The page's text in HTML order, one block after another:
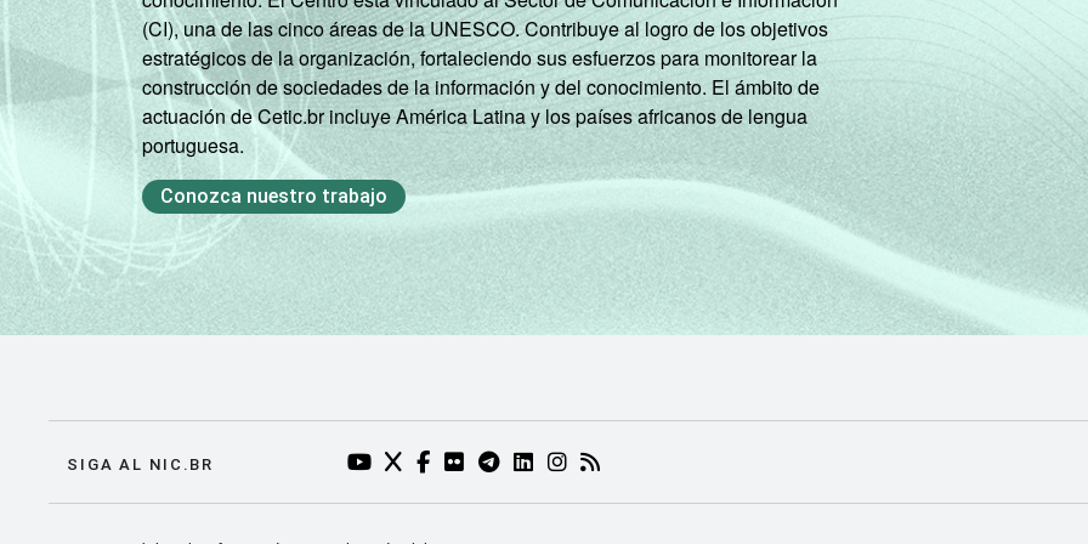
(CI), una de las cinco áreas de la UNESCO. Contribuye al logro de los objetivos
estratégicos de la organización, fortaleciendo sus esfuerzos para monitorear la
construcción de sociedades de la información y del conocimiento. El ámbito de
actuación de Cetic.br incluye América Latina y los países africanos de lengua
portuguesa.
Conozca nuestro trabajo
SIGA AL NIC.BR YOUTUBE DO NIC.BR (ABRE EM NOVA ABA)
TWITTER DO NIC.BR (ABRE EM NOVA ABA)
FACEBOOK DO NIC.BR (ABRE EM NOVA ABA)
FLICKR DO NIC.BR (ABRE EM NOVA ABA)
TELEGRAM DO NIC.BR (ABRE EM NOVA ABA)
LINKEDIN DO NIC.BR (ABRE EM NOVA ABA)
INSTAGRAM DO NIC.BR (ABRE EM NOVA ABA)
RSS DO NIC.BR (ABRE EM NOVA ABA)